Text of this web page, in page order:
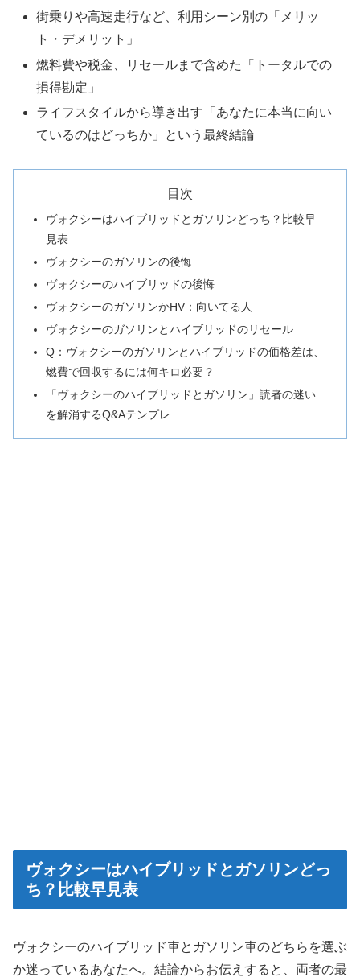
街乗りや高速走行など、利用シーン別の「メリッ
ト・デメリット」
燃料費や税金、リセールまで含めた「トータルでの
損得勘定」
ライフスタイルから導き出す「あなたに本当に向い
ているのはどっちか」という最終結論
目次
ヴォクシーはハイブリッドとガソリンどっち？比較早
見表
ヴォクシーのガソリンの後悔
ヴォクシーのハイブリッドの後悔
ヴォクシーのガソリンかHV：向いてる人
ヴォクシーのガソリンとハイブリッドのリセール
Q：ヴォクシーのガソリンとハイブリッドの価格差は、
燃費で回収するには何キロ必要？
「ヴォクシーのハイブリッドとガソリン」読者の迷い
を解消するQ&Aテンプレ
ヴォクシーはハイブリッドとガソリンどっ
ち？比較早見表
ヴォクシーのハイブリッド車とガソリン車のどちらを選ぶ
か迷っているあなたへ。結論からお伝えすると、両者の最